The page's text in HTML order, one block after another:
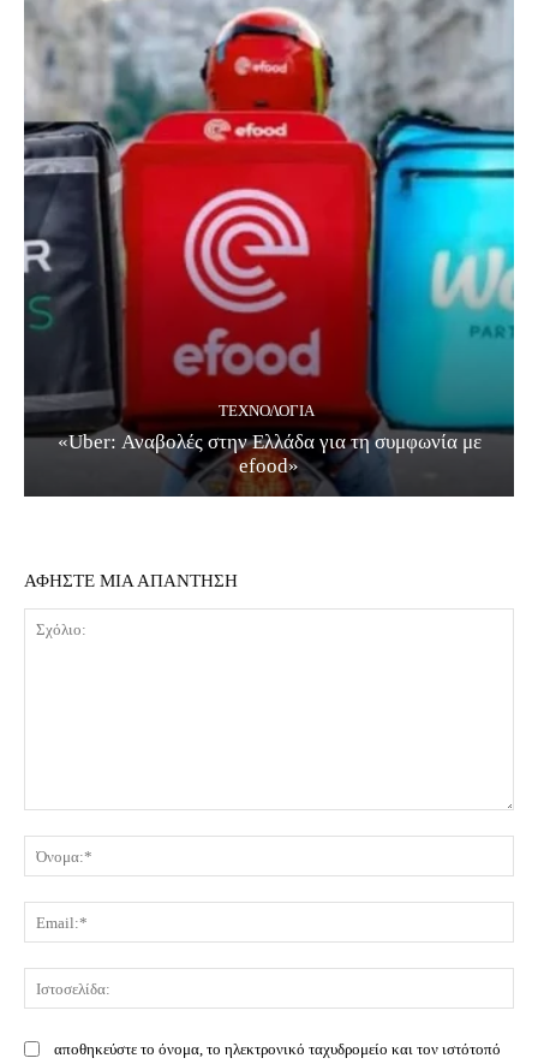
ΤΕΧΝΟΛΟΓΊΑ
«Uber: Αναβολές στην Ελλάδα για τη συμφωνία με
efood»
ΑΦΗΣΤΕ ΜΙΑ ΑΠΑΝΤΗΣΗ
αποθηκεύστε το όνομα, το ηλεκτρονικό ταχυδρομείο και τον ιστότοπό